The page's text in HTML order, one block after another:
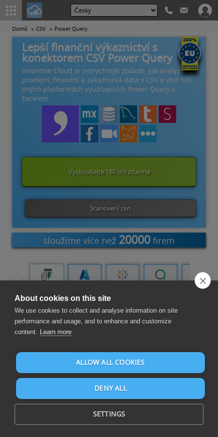
Domů CSV Power Query
Vyzkoušejte 180 dní zdarma
Stanovení cen
Lepší finanční výkaznictví s
konektorem CSV Power Query
Invantive Cloud je nejrychlejší způsob, jak analyzovat
prodejní, finanční a zákaznická data v CSV a více 105
jiných platformách využívajících Power Query s
Excelem.
sloužíme více než 20000 firem
Doplněk
aplikace
Sestavení přehledů a řídicích panelů
dat
About cookies on this site
We use cookies to collect and analyse information on site
performance and usage, and to enhance and customize
content. Learn more
ALLOW ALL COOKIES
DENY ALL
SETTINGS